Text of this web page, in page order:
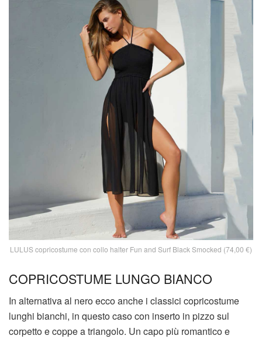
LULUS copricostume con collo halter Fun and Surf Black Smocked (74,00 €)
COPRICOSTUME LUNGO BIANCO
In alternativa al nero ecco anche i classici copricostume
lunghi bianchi, in questo caso con inserto in pizzo sul
corpetto e coppe a triangolo. Un capo più romantico e